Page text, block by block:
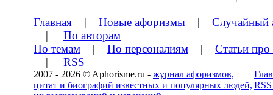
Главная | Новые афоризмы | Случайный
| По авторам
По темам | По персоналиям | Статьи
| RSS
2007 - 2026 © Aphorisme.ru - журнал афоризмов,
цитат и биографий известных и популярных людей,